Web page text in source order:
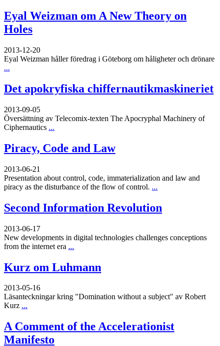
Eyal Weizman om A New Theory on
Holes
2013-12-20
Eyal Weizman håller föredrag i Göteborg om håligheter och drönare
...
Det apokryfiska chiffernautikmaskineriet
2013-09-05
Översättning av Telecomix-texten The Apocryphal Machinery of
Ciphernautics ...
Piracy, Code and Law
2013-06-21
Presentation about control, code, immaterialization and law and
piracy as the disturbance of the flow of control. ...
Second Information Revolution
2013-06-17
New developments in digital technologies challenges conceptions
from the internet era ...
Kurz om Luhmann
2013-05-16
Läsanteckningar kring "Domination without a subject" av Robert
Kurz ...
A Comment of the Accelerationist
Manifesto